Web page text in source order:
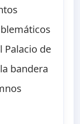
Palacio de
bandera